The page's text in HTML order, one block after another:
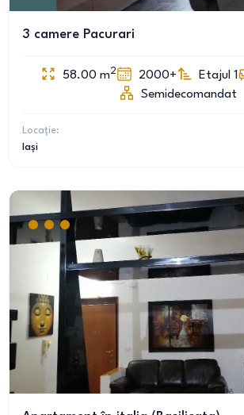
3 camere Pacurari
58.00 m2 2000+ Etajul 1
Semidecomandat
Locație:
Iași